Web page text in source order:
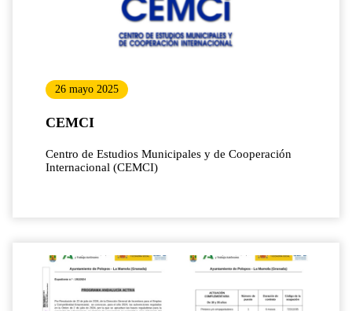
26 mayo 2025
CEMCI
Centro de Estudios Municipales y de Cooperación
Internacional (CEMCI)